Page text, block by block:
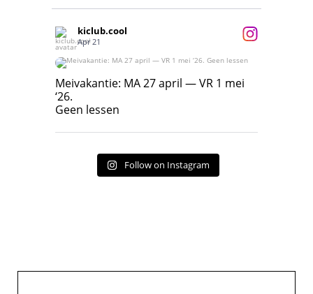
kiclub.cool
Apr 21
Meivakantie: MA 27 april — VR 1 mei ‘26.
Geen lessen
Meivakantie: MA 27 april — VR 1 mei
‘26.
Geen lessen
Follow on Instagram